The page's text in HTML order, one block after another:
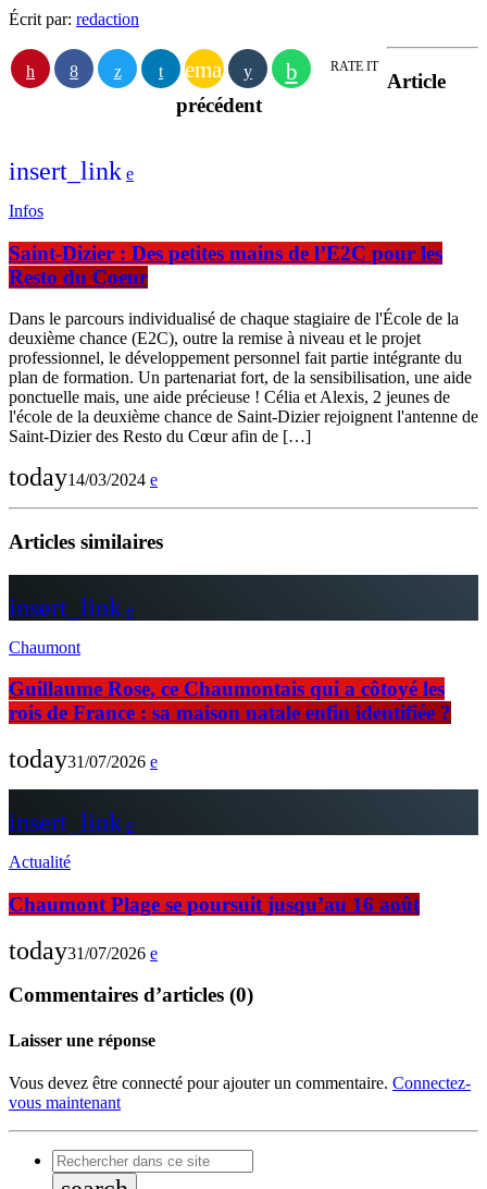
Écrit par: redaction
email RATE IT
Article
précédent
insert_link
Infos
Saint-Dizier : Des petites mains de l’E2C pour les
Resto du Coeur
Dans le parcours individualisé de chaque stagiaire de l'École de la
deuxième chance (E2C), outre la remise à niveau et le projet
professionnel, le développement personnel fait partie intégrante du
plan de formation. Un partenariat fort, de la sensibilisation, une aide
ponctuelle mais, une aide précieuse ! Célia et Alexis, 2 jeunes de
l'école de la deuxième chance de Saint-Dizier rejoignent l'antenne de
Saint-Dizier des Resto du Cœur afin de […]
today14/03/2024
Articles similaires
insert_link
Chaumont
Guillaume Rose, ce Chaumontais qui a côtoyé les
rois de France : sa maison natale enfin identifiée ?
today31/07/2026
insert_link
Actualité
Chaumont Plage se poursuit jusqu’au 16 août
today31/07/2026
Commentaires d’articles (0)
Laisser une réponse
Vous devez être connecté pour ajouter un commentaire. Connectez-
vous maintenant